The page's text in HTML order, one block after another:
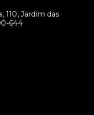
110, Jardim das
644